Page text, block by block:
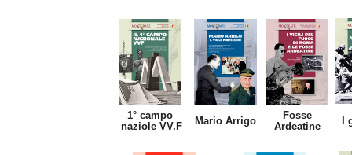
1° campo
naziole VV.F
Mario Arrigo
Fosse
Ardeatine
I